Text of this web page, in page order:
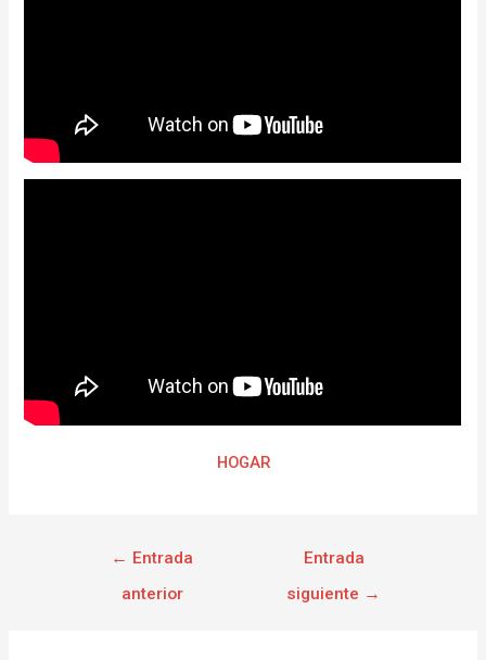
HOGAR
← Entrada
anterior
Entrada
siguiente →